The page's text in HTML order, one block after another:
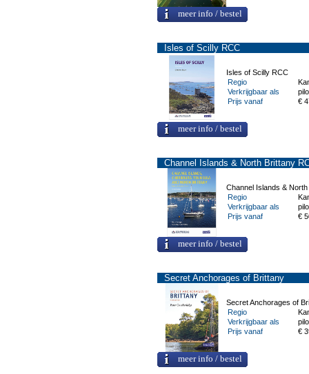
meer info / bestel
Isles of Scilly RCC
Isles of Scilly RCC
Regio
Verkrijgbaar als
Prijs vanaf
€
meer info / bestel
Channel Islands & North Brittany
Channel Islands &
Regio
Verkrijgbaar als
Prijs vanaf
€
meer info / bestel
Secret Anchorages of Brittany
Secret Anchorages of
Regio
Verkrijgbaar als
Prijs vanaf
€
meer info / bestel